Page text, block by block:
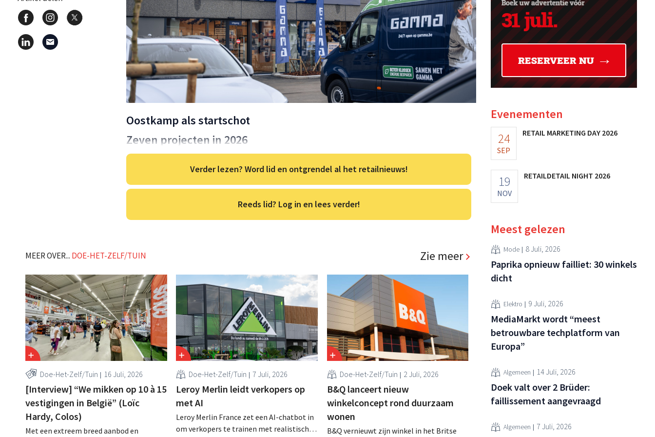
Oostkamp als startschot
Zeven projecten in 2026
Verder lezen? Word lid en ontgrendel al het retailnieuws!
Reeds lid? Log in en lees verder!
MEER OVER... DOE-HET-ZELF/TUIN Zie meer
Doe-Het-Zelf/Tuin 16 Juli, 2026
[Interview] “We mikken op 10 à 15
vestigingen in België” (Loïc
Hardy, Colos)
Met een extreem breed aanbod en
Doe-Het-Zelf/Tuin 7 Juli, 2026
Leroy Merlin leidt verkopers op
met AI
Leroy Merlin France zet een AI-chatbot in
om verkopers te trainen met realistische
Doe-Het-Zelf/Tuin 2 Juli, 2026
B&Q lanceert nieuw
winkelconcept rond duurzaam
wonen
B&Q vernieuwt zijn winkel in het Britse
Evenementen
24
SEP
RETAIL MARKETING DAY 2026
19
NOV
RETAILDETAIL NIGHT 2026
Meest gelezen
Mode 8 Juli, 2026
Paprika opnieuw failliet: 30 winkels
dicht
Elektro 9 Juli, 2026
MediaMarkt wordt “meest
betrouwbare techplatform van
Europa”
Algemeen 14 Juli, 2026
Doek valt over 2 Brüder:
faillissement aangevraagd
Algemeen 7 Juli, 2026